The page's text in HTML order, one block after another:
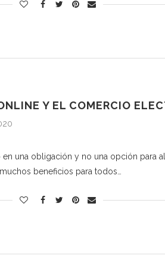
Y EL COMERCIO
en una obligación y no una opción para
beneficios para todos…